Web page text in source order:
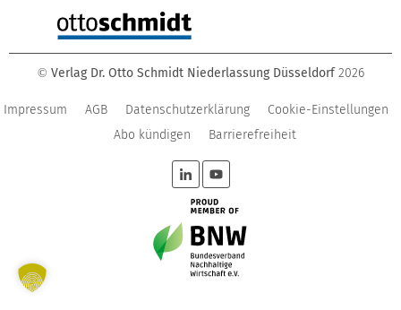
© Verlag Dr. Otto Schmidt Niederlassung Düsseldorf 2026
Impressum AGB Datenschutzerklärung
Cookie-Einstellungen
Abo kündigen
Barrierefreiheit